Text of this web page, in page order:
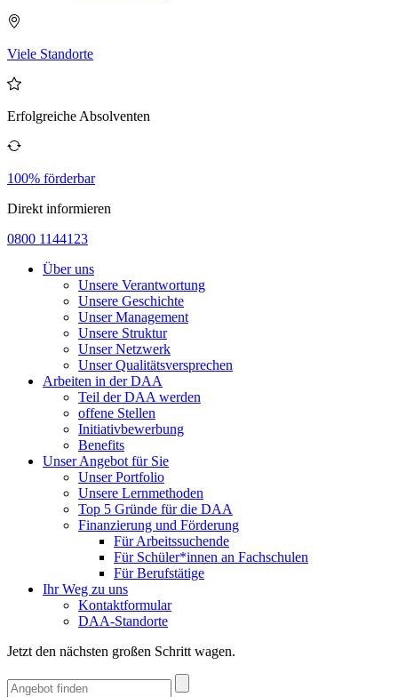
Viele Standorte
Erfolgreiche Absolventen
100% förderbar
Direkt informieren
0800 1144123
Über uns
Unsere Verantwortung
Unsere Geschichte
Unser Management
Unsere Struktur
Unser Netzwerk
Unser Qualitätsversprechen
Arbeiten in der DAA
Teil der DAA werden
offene Stellen
Initiativbewerbung
Benefits
Unser Angebot für Sie
Unser Portfolio
Unsere Lernmethoden
Top 5 Gründe für die DAA
Finanzierung und Förderung
Für Arbeitssuchende
Für Schüler*innen an Fachschulen
Für Berufstätige
Ihr Weg zu uns
Kontaktformular
DAA-Standorte
Jetzt den nächsten großen Schritt wagen.